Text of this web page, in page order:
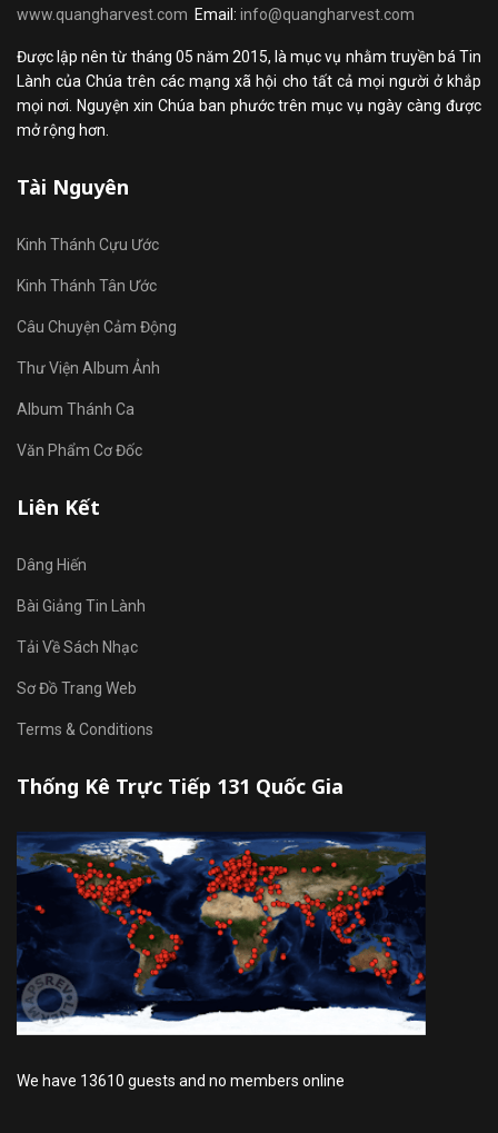
www.quangharvest.com Email: info@quangharvest.com
Được lập nên từ tháng 05 năm 2015, là mục vụ nhằm truyền bá Tin
Lành của Chúa trên các mạng xã hội cho tất cả mọi người ở khắp
mọi nơi. Nguyện xin Chúa ban phước trên mục vụ ngày càng được
mở rộng hơn.
Tài Nguyên
Kinh Thánh Cựu Ước
Kinh Thánh Tân Ước
Câu Chuyện Cảm Động
Thư Viện Album Ảnh
Album Thánh Ca
Văn Phẩm Cơ Đốc
Liên Kết
Dâng Hiến
Bài Giảng Tin Lành
Tải Về Sách Nhạc
Sơ Đồ Trang Web
Terms & Conditions
Thống Kê Trực Tiếp 131 Quốc Gia
We have 13610 guests and no members online